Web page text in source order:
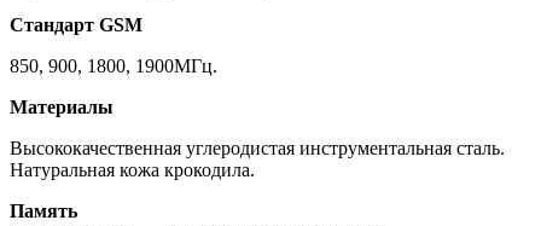
Стандарт GSM
850, 900, 1800, 1900МГц.
Материалы
Высококачественная углеродистая инструментальная сталь.
Натуральная кожа крокодила.
Память